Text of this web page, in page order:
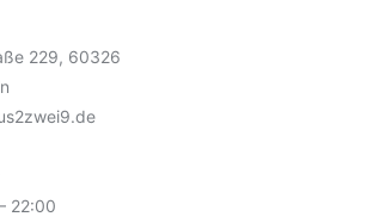
229, 60326
22:00